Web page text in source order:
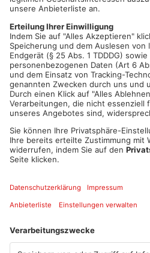
Artikel teilen
ANZEIGE
Mehr aus
Primaveraland